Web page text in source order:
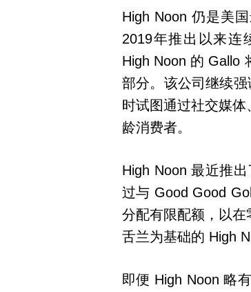
High Noon 仍是美
2019年推出以来连
High Noon 的 Gallo
部分。该公司继续强
时试图通过社交媒
龄消费者。
High Noon 最近推
过与 Good Good
分配有限配额，以
舌兰为基础的 High
即便 High Noon 略